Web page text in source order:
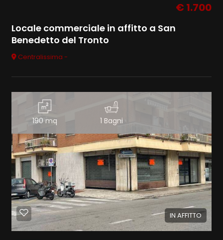
€ 1.700
Locale commerciale in affitto a San
Benedetto del Tronto
Centralissima -
190 mq 1 Bagni
IN AFFITTO